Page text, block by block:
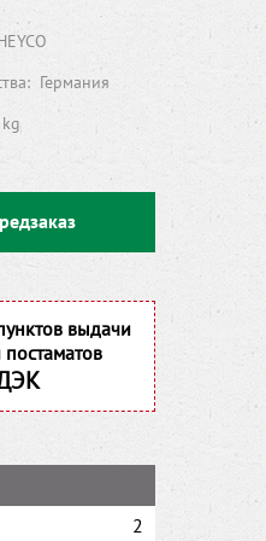
Германия
выдачи
постаматов
2